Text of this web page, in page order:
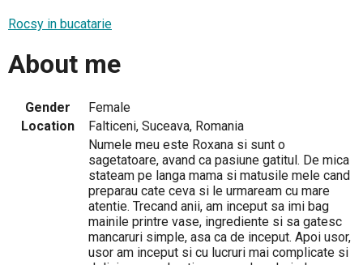
Rocsy in bucatarie
About me
Gender
Female
Location
Falticeni, Suceava, Romania
Numele meu este Roxana si sunt o
sagetatoare, avand ca pasiune gatitul. De mica
stateam pe langa mama si matusile mele cand
preparau cate ceva si le urmaream cu mare
atentie. Trecand anii, am inceput sa imi bag
mainile printre vase, ingrediente si sa gatesc
mancaruri simple, asa ca de inceput. Apoi usor,
usor am inceput si cu lucruri mai complicate si